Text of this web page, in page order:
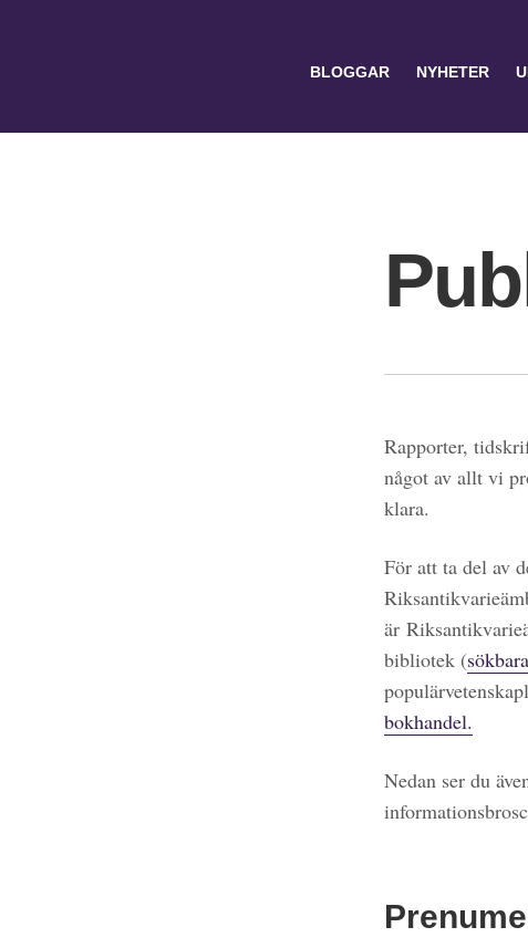
BLOGGAR NYHETER
Rapporter,
något av allt vi
klara.
För att ta del av
är
bibliotek (
bokhandel.
Nedan ser du